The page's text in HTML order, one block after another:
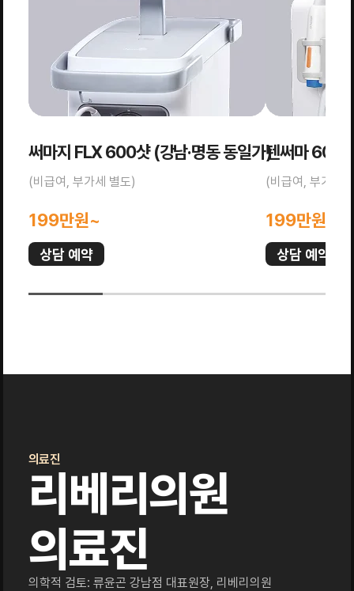
써마지 FLX 600샷 (강남·명동 동일가)
(비급여, 부가세 별도)
199만원~
상담 예약
텐써마 600
(비급여, 부가세
199만원~
상담 예약
의료진
리베리의원
의료진
의학적 검토: 류윤곤 강남점 대표원장, 리베리의원